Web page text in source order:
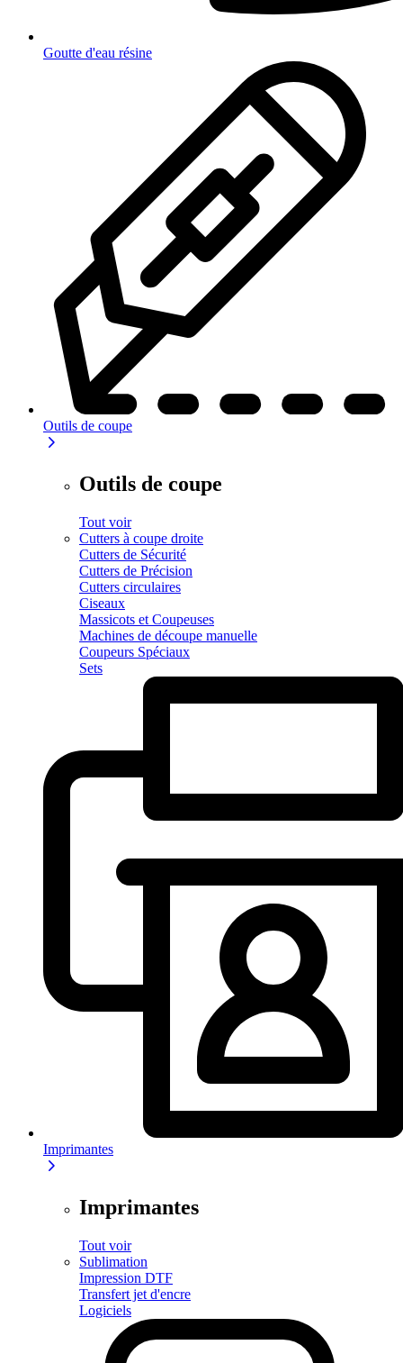
Goutte d'eau résine
Outils de coupe
Outils de coupe
Tout voir
Cutters à coupe droite
Cutters de Sécurité
Cutters de Précision
Cutters circulaires
Ciseaux
Massicots et Coupeuses
Machines de découpe manuelle
Coupeurs Spéciaux
Sets
Imprimantes
Imprimantes
Tout voir
Sublimation
Impression DTF
Transfert jet d'encre
Logiciels